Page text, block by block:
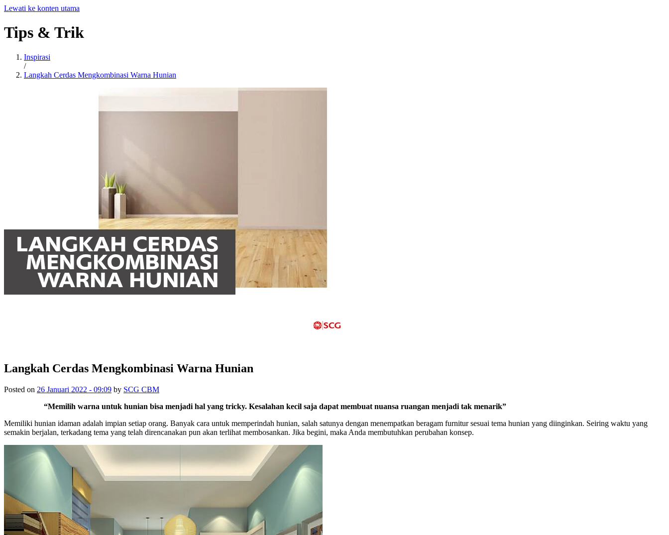
Lewati ke konten utama
Tips & Trik
Inspirasi
/
Langkah Cerdas Mengkombinasi Warna Hunian
Langkah Cerdas Mengkombinasi Warna Hunian
Posted on 26 Januari 2022 - 09:09 by SCG CBM
“Memilih warna untuk hunian bisa menjadi hal yang tricky. Kesalahan kecil saja dapat membuat nuansa ruangan menjadi tak menarik”
Memiliki hunian idaman adalah impian setiap orang. Banyak cara untuk memperindah hunian, salah satunya dengan menempatkan beragam furnitur sesuai tema hunian yang diinginkan. Seiring waktu yang
semakin berjalan, terkadang tema yang telah direncanakan pun akan terlihat membosankan. Jika begini, maka Anda membutuhkan perubahan konsep.